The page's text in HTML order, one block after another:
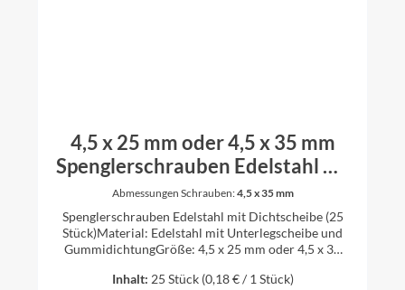
4,5 x 25 mm oder 4,5 x 35 mm
Spenglerschrauben Edelstahl A2
mit Dichtscheibe Dachscheibe
Dach - 25 Stück
Abmessungen Schrauben:4,5 x 35 mm
Spenglerschrauben Edelstahl mit Dichtscheibe (25
Stück)Material: Edelstahl mit Unterlegscheibe und
GummidichtungGröße: 4,5 x 25 mm oder 4,5 x 35
20Unterlegscheibendurchmesser 15 mm
Inhalt: 25 Stück (0,18 € / 1 Stück)